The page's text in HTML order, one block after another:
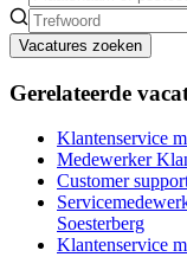
Vacatures zoeken
Gerelateerde
Klantenservice
Medewerker
Customer
Soesterberg
Klantenservice